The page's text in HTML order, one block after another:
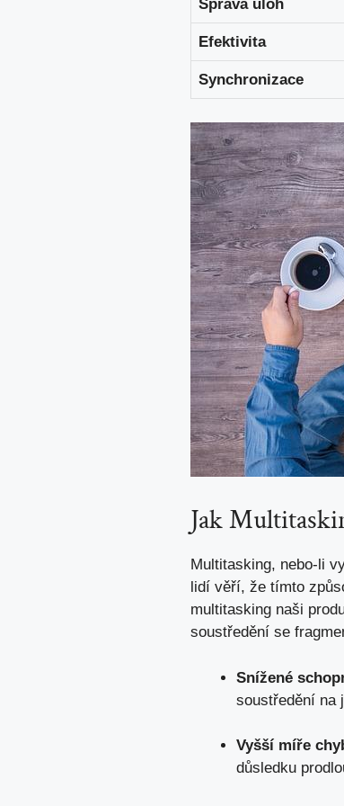
Správa úloh
Efektivita
Synchronizace
Jak
Multitasking, nebo-li
lidí věří, že tímto
multitasking naši
soustředění se
Snížené
soustředění na
Vyšší míře
důsledku